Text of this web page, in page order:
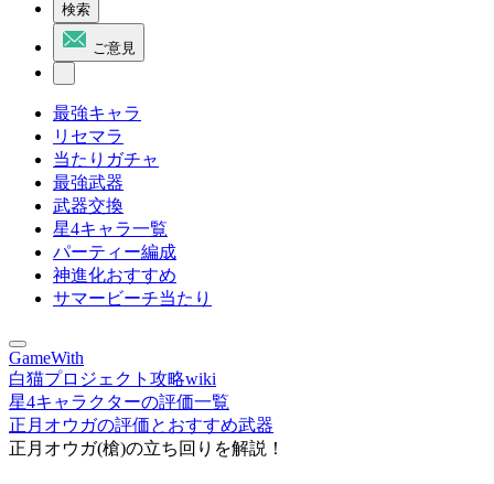
検索
ご意見
最強キャラ
リセマラ
当たりガチャ
最強武器
武器交換
星4キャラ一覧
パーティー編成
神進化おすすめ
サマービーチ当たり
GameWith
白猫プロジェクト攻略wiki
星4キャラクターの評価一覧
正月オウガの評価とおすすめ武器
正月オウガ(槍)の立ち回りを解説！